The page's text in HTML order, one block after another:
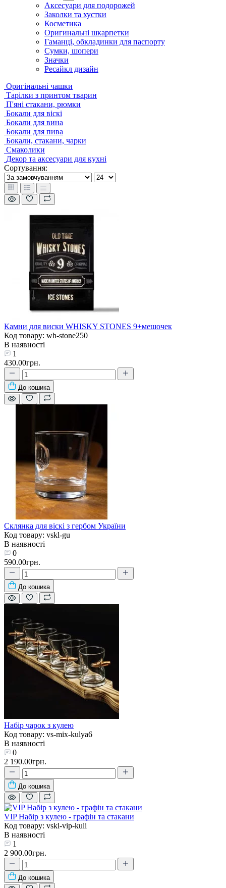
Аксесуари для подорожей
Заколки та хустки
Косметика
Оригинальні шкарпетки
Гаманці, обкладинки для паспорту
Сумки, шопери
Значки
Ресайкл дизайн
Оригінальні чашки
Тарілки з принтом тварин
П'яні стакани, рюмки
Бокали для віскі
Бокали для вина
Бокали для пива
Бокали, стакани, чарки
Смаколики
Декор та аксесуари для кухні
Сортування:
Камни для виски WHISKY STONES 9+мешочек
Код товару: wh-stone250
В наявності
1
430.00грн.
До кошика
Склянка для віскі з гербом України
Код товару: vskl-gu
В наявності
0
590.00грн.
До кошика
Набір чарок з кулею
Код товару: vs-mix-kulya6
В наявності
0
2 190.00грн.
До кошика
VIP Набір з кулею - графін та стакани
Код товару: vskl-vip-kuli
В наявності
1
2 900.00грн.
До кошика